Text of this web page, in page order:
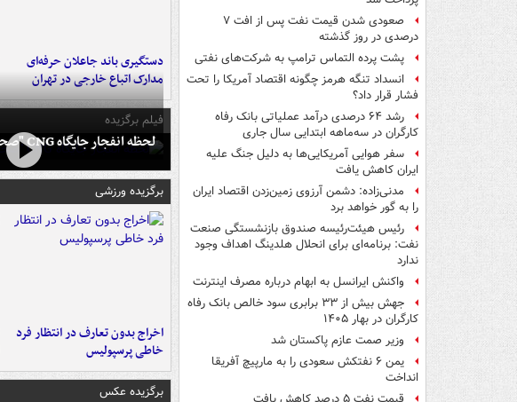
صعودی شدن قیمت نفت پس از افت ۷
درصدی در روز گذشته
پشت پرده التماس ترامپ به شرکت‌های نفتی
انسداد تنگه هرمز چگونه اقتصاد آمریکا را تحت
فشار قرار داد؟
رشد ۶۴ درصدی درآمد عملیاتی بانک رفاه
کارگران در سه‌ماهه ابتدایی سال جاری
سفر هوایی آمریکایی‌ها به دلیل جنگ علیه
ایران کاهش یافت
مدنی‌زاده: دشمن آرزوی زمین‌زدن اقتصاد ایران
را به گور خواهد برد
رئیس هیئت‌رئیسه صندوق بازنشستگی صنعت
نفت: برنامه‌ای برای انحلال هلدینگ اهداف وجود
ندارد
واکنش ایرانسل به ابهام درباره مصرف اینترنت
جهش بیش از ۳۳ برابری سود خالص بانک رفاه
کارگران در بهار ۱۴۰۵
وزیر صمت عازم پاکستان شد
یمن ۶ نفتکش سعودی را به مارپیچ آفریقا
انداخت
دستگیری باند جاعلان حرفه‌ای
مدارک اتباع خارجی در تهران
فیلم برگزیده
لحظه انفجار جایگاه CNG "صحنه" در دوربین مداربسته
برگزیده ورزشی
اخراج بدون تعارف در انتظار فرد
خاطی پرسپولیس
برگزیده عکس